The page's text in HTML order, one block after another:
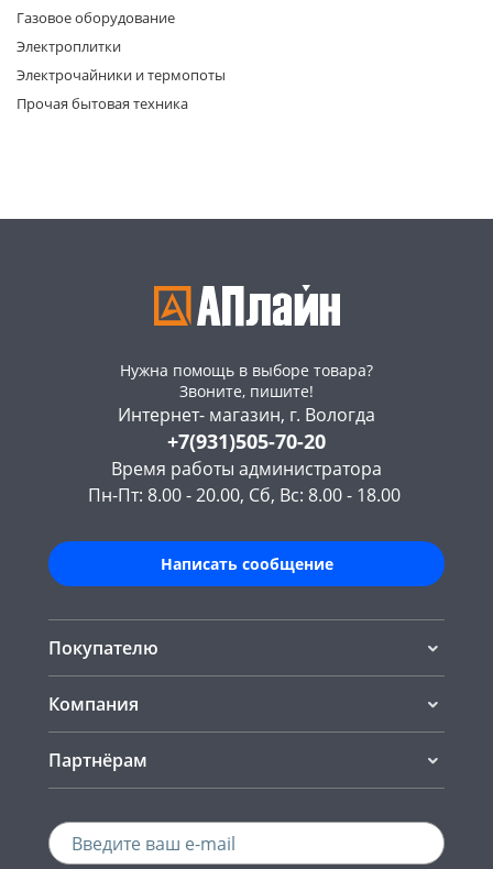
Газовое оборудование
Электроплитки
Электрочайники и термопоты
Прочая бытовая техника
Нужна помощь в выборе товара?
Звоните, пишите!
Интернет- магазин, г. Вологда
+7(931)505-70-20
Время работы администратора
Пн-Пт: 8.00 - 20.00, Сб, Вс: 8.00 - 18.00
Написать сообщение
Покупателю
Компания
Партнёрам